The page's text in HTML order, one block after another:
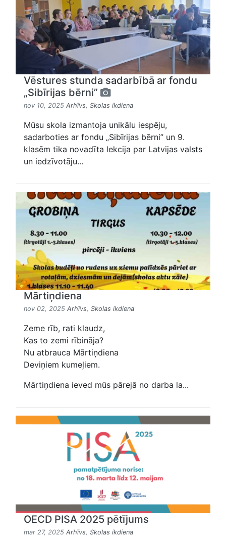
Vēstures stunda sadarbībā ar fondu
„Sibīrijas bērni”
nov 10, 2025 Arhīvs, Skolas ikdiena
Mūsu skola izmantoja unikālu iespēju,
sadarboties ar fondu „Sibīrijas bērni” un 9.
klasēm tika novadīta lekcija par Latvijas valsts
un iedzīvotāju...
Mārtiņdiena
nov 02, 2025 Arhīvs, Skolas ikdiena
Zeme rīb, rati klaudz,
Kas to zemi rībināja?
Nu atbrauca Mārtiņdiena
Deviņiem kumeļiem.
Mārtiņdiena ieved mūs pārejā no darba la...
OECD PISA 2025 pētījums
mar 27, 2025 Arhīvs, Skolas ikdiena